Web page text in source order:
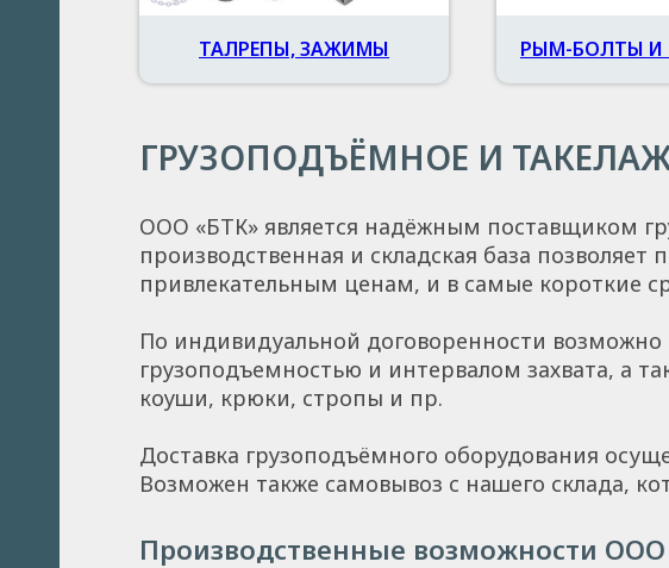
ТАЛРЕПЫ, ЗАЖИМЫ РЫМ-БОЛТЫ И
ГРУЗОПОДЪЁМНОЕ И
ООО «БТК» является надёжным поставщиком
производственная и складская база
привлекательным ценам, и в самые короткие
По индивидуальной договоренности возможно
грузоподъемностью и интервалом захвата, а
коуши, крюки, стропы и пр.
Доставка грузоподъёмного оборудования
Возможен также самовывоз c нашего склада,
Производственные возможности